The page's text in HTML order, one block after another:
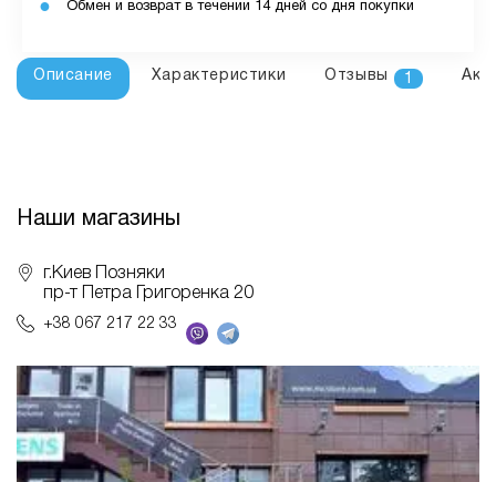
Обмен и возврат в течении 14 дней со дня покупки
Описание Характеристики Отзывы 1
Наши магазины
г.Киев Позняки
пр-т Петра Григоренка 20
+38 067 217 22 33